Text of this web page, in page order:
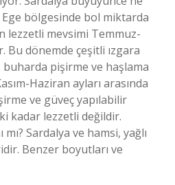
bölgesinde bol miktarda
lezzetli mevsimi Temmuz-
Bu dönemde çeşitli ızgara
buharda pişirme ve haşlama
Haziran ayları arasında
ve güveç yapılabilir
kadar lezzetli değildir.
Sardalya ve hamsi, yağlı
Benzer boyutları ve